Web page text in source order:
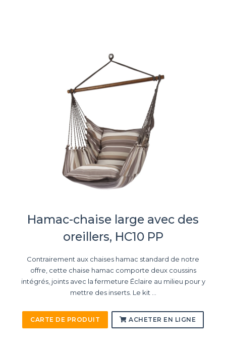
Hamac-chaise large avec des
oreillers, HC10 PP
Contrairement aux chaises hamac standard de notre
offre, cette chaise hamac comporte deux coussins
intégrés, joints avec la fermeture Ēclaire au milieu pour y
mettre des inserts. Le kit ...
CARTE DE PRODUIT ACHETER EN LIGNE